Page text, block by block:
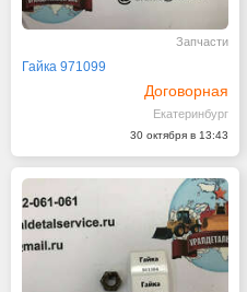
Запчасти
Гайка 971099
Договорная
Екатеринбург
30 октября в 13:43